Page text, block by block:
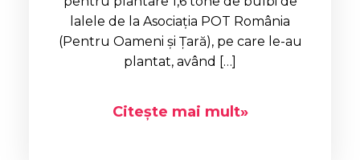
lalele de la Asociația POT România
(Pentru Oameni și Țară), pe care le-au
plantat, având […]
Citește mai mult»